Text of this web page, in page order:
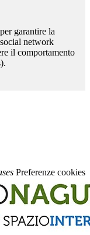
garantire la
network
il comportamento
Preferenze cookies